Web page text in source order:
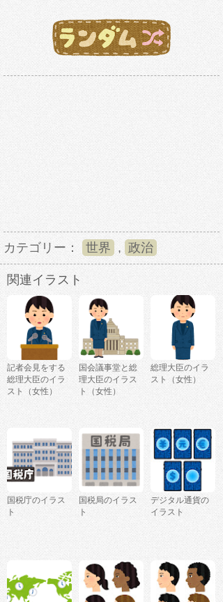
カテゴリー： 世界 , 政治
関連イラスト
記者会見をする
総理大臣のイラ
スト（女性）
国会議事堂と総
理大臣のイラス
ト（女性）
総理大臣のイラ
スト（女性）
国税庁のイラス
ト
国税局のイラス
ト
デジタル通貨の
イラスト